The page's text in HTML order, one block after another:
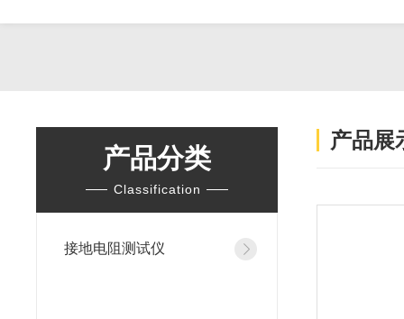
产品分类
Classification
接地电阻测试仪
产品展